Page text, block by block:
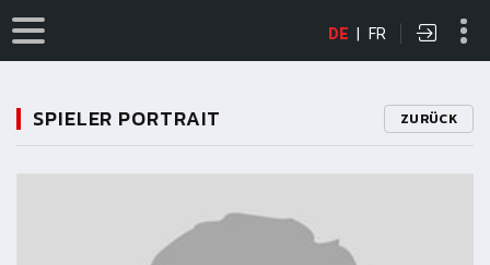
DE | FR
SPIELER PORTRAIT ZURÜCK